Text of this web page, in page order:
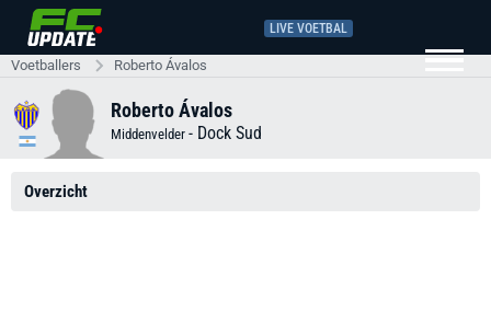
LIVE VOETBAL
Voetballers Roberto Ávalos
Roberto Ávalos
Middenvelder - Dock Sud
Overzicht